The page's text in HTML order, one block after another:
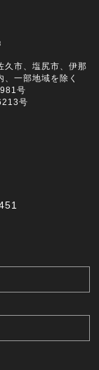
久市、塩尻市、伊那
一部地域を除く
号
号